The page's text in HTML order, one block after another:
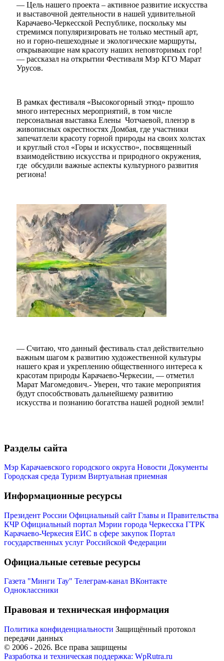
— Цель нашего проекта – активное развитие искусства
и выставочной деятельности в нашей удивительной
Карачаево-Черкесской Республике, поскольку мы
стремимся популяризировать не только местный арт,
но и горно-пешеходные и экологические маршруты,
открывающие нам красоту наших неповторимых гор!
— рассказал на открытии Фестиваля Мэр КГО Марат
Урусов.
В рамках фестиваля «Высокогорный этюд» прошло
много интересных мероприятий, в том числе
персональная выставка Елены Чотчаевой, пленэр в
живописных окрестностях Домбая, где участники
запечатлели красоту горной природы на своих холстах
и круглый стол «Горы и искусство», посвященный
взаимодействию искусства и природного окружения,
где обсудили важные аспекты культурного развития
региона!
— Считаю, что данный фестиваль стал действительно
важным шагом к развитию художественной культуры
нашего края и укреплению общественного интереса к
красотам природы Карачаево-Черкесии, — отметил
Марат Магомедович.- Уверен, что такие мероприятия
будут способствовать дальнейшему развитию
искусства и познанию богатства нашей родной земли!
Разделы сайта
Мэр Карачаевского городского округа Новости Документы
Городская среда Туризм Виртуальная приемная
Информационные ресурсы
Президент России Официальный сайт Главы и Правительства
КЧР Официальный портал Мэрии города Черкесска ГТРК
Карачаево-Черкесия ЕИС в сфере закупок Портал
государственных услуг Российской Федерации
Официальные сетевые ресурсы
Газета "Минги Тау" Телеграм-канал ВКонтакте
Одноклассники
Правовая и техническая информация
Политика конфиденциальности Защищённый протокол
передачи данных
© 2006 - 2026. Все права защищены
Разработка и техническая поддержка: WpRutra.ru
Администрация
Туризм